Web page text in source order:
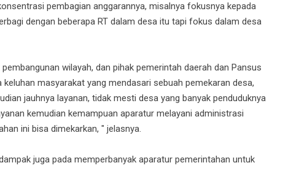
pembagian anggarannya, misalnya fokusnya kepada
dengan beberapa RT dalam desa itu tapi fokus dalam desa
wilayah, dan pihak pemerintah daerah dan Pansus
masyarakat yang mendasari sebuah pemekaran desa,
jauhnya layanan, tidak mesti desa yang banyak penduduknya
kemudian kemampuan aparatur melayani administrasi
ini bisa dimekarkan, " jelasnya.
juga pada memperbanyak aparatur pemerintahan untuk